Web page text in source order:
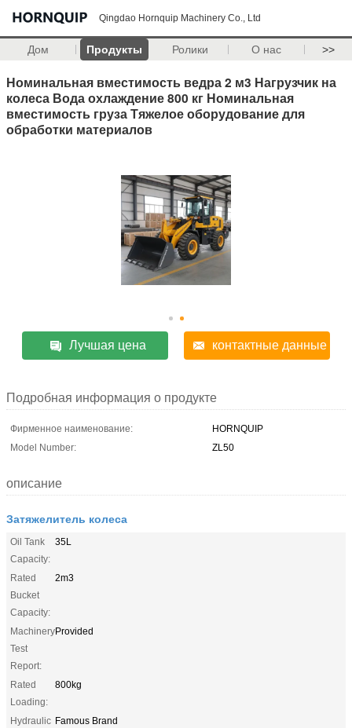
Qingdao Hornquip Machinery Co., Ltd
Дом Продукты Ролики О нас >>
Номинальная вместимость ведра 2 м3 Нагрузчик на
колеса Вода охлаждение 800 кг Номинальная
вместимость груза Тяжелое оборудование для
обработки материалов
Лучшая цена контактные данные
Подробная информация о продукте
Фирменное наименование:
HORNQUIP
Model Number:
ZL50
описание
Затяжелитель колеса
Oil Tank
Capacity:
35L
Rated
Bucket
Capacity:
2m3
Machinery
Test
Report:
Provided
Rated
Loading:
800kg
Hydraulic Famous Brand